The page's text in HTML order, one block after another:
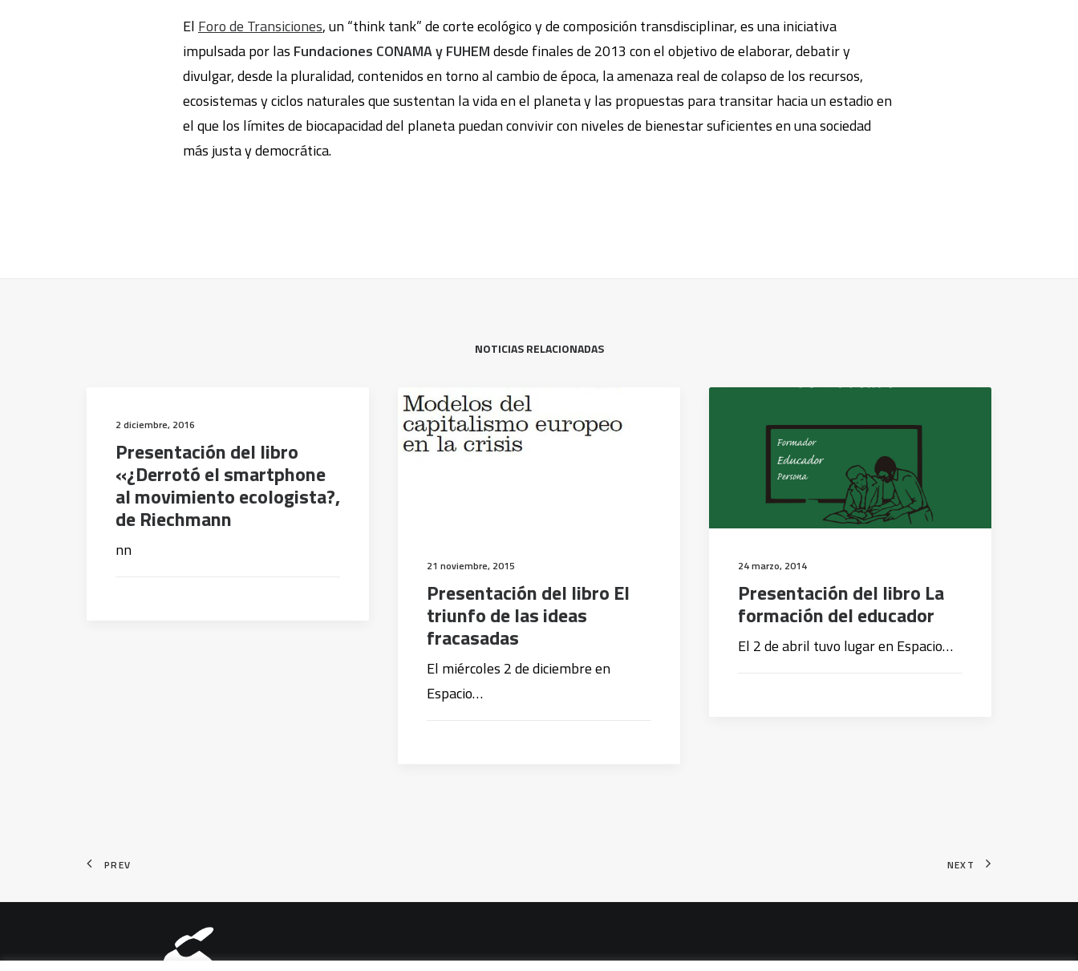
El Foro de Transiciones, un “think tank” de corte ecológico y de composición transdisciplinar, es una iniciativa
impulsada por las Fundaciones CONAMA y FUHEMdesde finales de 2013 con el objetivo de elaborar, debatir y
divulgar, desde la pluralidad, contenidos en torno al cambio de época, la amenaza real de colapso de los recursos,
ecosistemas y ciclos naturales que sustentan la vida en el planeta y las propuestas para transitar hacia un estadio en
el que los límites de biocapacidad del planeta puedan convivir con niveles de bienestar suficientes en una sociedad
más justa y democrática.
NOTICIAS RELACIONADAS
2 diciembre, 2016
Presentación del libro
«¿Derrotó el smartphone
al movimiento ecologista?,
de Riechmann
nn
21 noviembre, 2015
Presentación del libro El
triunfo de las ideas
fracasadas
El miércoles 2 de diciembre en
Espacio…
24 marzo, 2014
Presentación del libro La
formación del educador
El 2 de abril tuvo lugar en Espacio…
PREV NEXT
Aviso legal|Política de privacidad|Política de cookies|Condiciones legales de venta